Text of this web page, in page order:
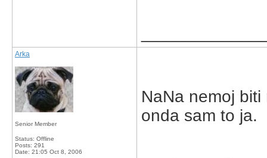
Arka
Senior Member
Status: Offline
Posts: 291
Date: 21:05 Oct 8, 2006
NaNa nemoj
onda sam to ja.